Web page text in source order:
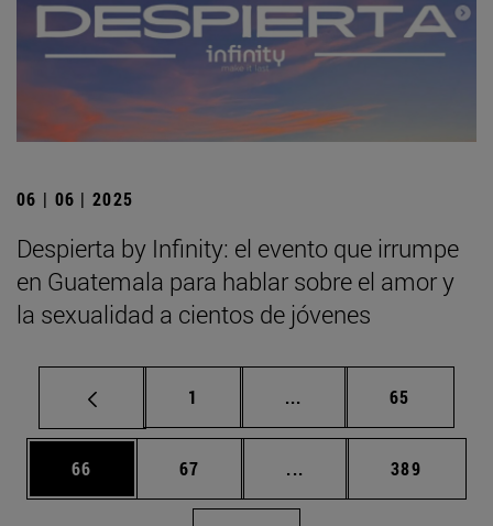
06 | 06 | 2025
Despierta by Infinity: el evento que irrumpe
en Guatemala para hablar sobre el amor y
la sexualidad a cientos de jóvenes
Página
1 ... Páginas intermedias
Página
65
Página
66 Página
67 ... Páginas intermedias
Página
389